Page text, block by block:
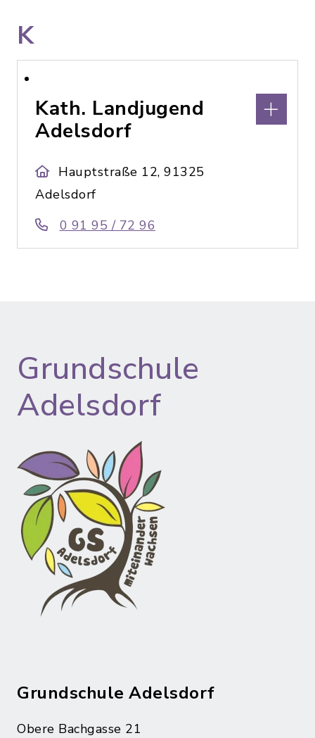
K
Kath. Landjugend
Adelsdorf
Hauptstraße 12, 91325
Adelsdorf
0 91 95 / 72 96
Grundschule
Adelsdorf
Grundschule Adelsdorf
Obere Bachgasse 21